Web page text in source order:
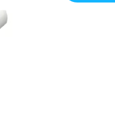
вашим требованиям.